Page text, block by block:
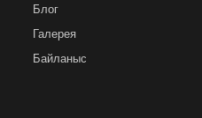
Блог
Галерея
Байланыс